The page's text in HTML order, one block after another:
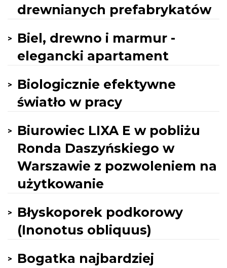
drewnianych prefabrykatów
Biel, drewno i marmur -
elegancki apartament
Biologicznie efektywne
światło w pracy
Biurowiec LIXA E w pobliżu
Ronda Daszyńskiego w
Warszawie z pozwoleniem na
użytkowanie
Błyskoporek podkorowy
(Inonotus obliquus)
Bogatka najbardziej